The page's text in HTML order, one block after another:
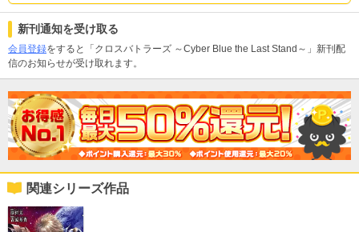
新刊通知を受け取る
会員登録をすると「クロスバトラーズ ～Cyber Blue the Last Stand～」新刊配
信のお知らせが受け取れます。
関連シリーズ作品